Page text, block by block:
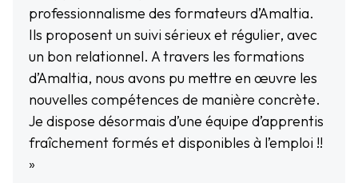
professionnalisme des formateurs d’Amaltia.
Ils proposent un suivi sérieux et régulier, avec
un bon relationnel. A travers les formations
d’Amaltia, nous avons pu mettre en œuvre les
nouvelles compétences de manière concrète.
Je dispose désormais d’une équipe d’apprentis
fraîchement formés et disponibles à l’emploi !!
»